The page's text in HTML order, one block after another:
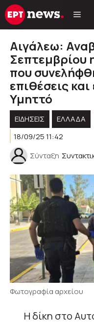
Μετάβαση
σε
Αιγάλεω:
Σεπτεμβρίου
που
επιθέσεις
Υμηττό
ΕΙΔΗΣΕΙΣ
ΕΛΛΑΔΑ
18/09/25 11:42
Σύνταξη
Φωτογραφία αρχείου
Η δίκη στο